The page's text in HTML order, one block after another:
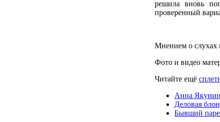
решила вновь
проверенный
Мнением о слухах
Фото и видео
Читайте ещё
Анна
Деловая
Бывший